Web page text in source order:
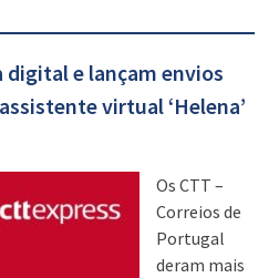
e lançam envios
virtual ‘Helena’
Os CTT –
Correios de
Portugal
deram mais